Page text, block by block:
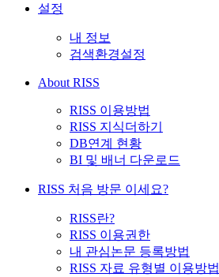
설정
내 정보
검색환경설정
About RISS
RISS 이용방법
RISS 지식더하기
DB연계 현황
BI 및 배너 다운로드
RISS 처음 방문 이세요?
RISS란?
RISS 이용권한
내 관심논문 등록방법
RISS 자료 유형별 이용방법